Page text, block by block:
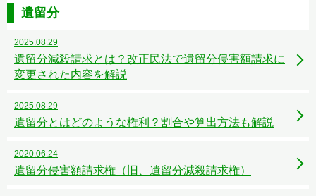
遺留分
2025.08.29
遺留分減殺請求とは？改正民法で遺留分侵害額請求に
変更された内容を解説
2025.08.29
遺留分とはどのような権利？割合や算出方法も解説
2020.06.24
遺留分侵害額請求権（旧、遺留分減殺請求権）